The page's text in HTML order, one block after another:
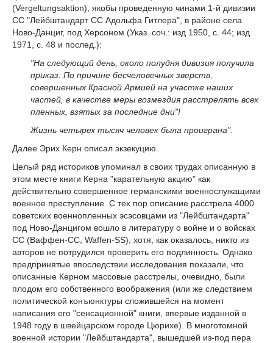
(Vergeltungsaktion), якобы проведенную чинами 1-й дивизии
СС "Лейбштандарт СС Адольфа Гитлера", в районе села
Ново-Данциг, под Херсоном (Указ. соч.: изд 1950, с. 44; изд.
1971, с. 48 и послед.):
"На следующий день, около полудня дивизия получила
приказ: По причине бесчеловечных зверств,
совершенных Красной Армией на участке наших
частей, в качестве меры возмездия расстрелять всех
пленных, взятых за последние дни"!
Жизнь четырех тысяч человек была проиграна".
Далее Эрих Керн описал экзекуцию.
Целый ряд историков упоминал в своих трудах описанную в
этом месте книги Керна "карательную акцию" как
действительно совершенное германскими военнослужащими
военное преступление. С тех пор описание расстрела 4000
советских военнопленных эсэсовцами из "Лейбштандарта"
под Ново-Данцигом вошло в литературу о войне и о войсках
СС (Ваффен-СС, Waffen-SS), хотя, как оказалось, никто из
авторов не потрудился проверить его подлинность. Однако
предпринятые впоследствии исследования показали, что
описанные Керном массовые расстрелы, очевидно, были
плодом его собственного воображения (или же следствием
политической конъюнктуры сложившейся на момент
написания его "сенсационной" книги, впервые изданной в
1948 году в швейцарском городе Цюрихе). В многотомной
военной истории "Лейбштандарта", вышедшей из-под пера